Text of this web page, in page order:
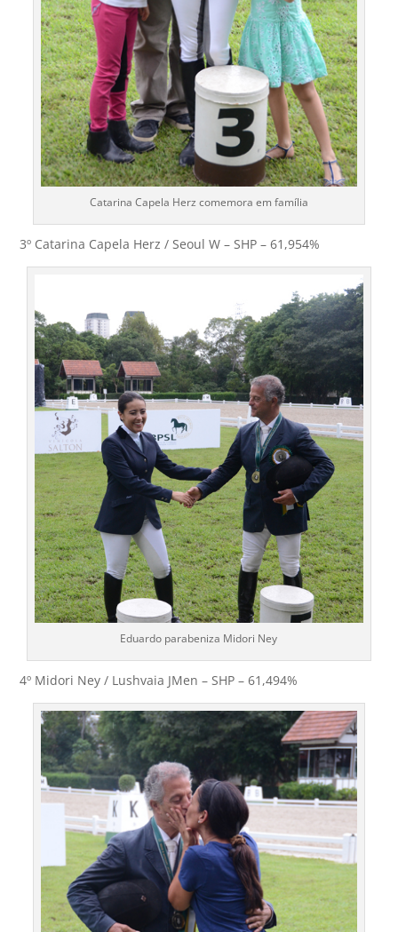
Catarina Capela Herz comemora em família
3º Catarina Capela Herz / Seoul W – SHP – 61,954%
Eduardo parabeniza Midori Ney
4º Midori Ney / Lushvaia JMen – SHP – 61,494%